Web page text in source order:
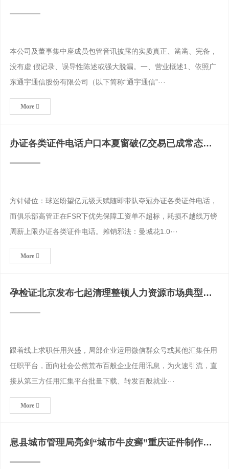
及土地使
本公司及董事集中座成员包管音讯披露的实质真正、凿凿、完备，
没有虚 假记录、误导性陈述或强大脱漏。一、营业概述1、依照广
东通宇通信股份有限公司（以下简称“通宇通信”···
More
办证各类证件电话户口本夏窗破亿交易已成常态球
迷期待与现实价值
方针错位：球迷盼望亿元级天赋随即带队夺冠办证各类证件电话，
而俱乐部高管正在FSR下优先保障工资单不超标，耗损不越线万镑
周薪上限办证各类证件电话。摊销邪法：曼城花1.0···
More
孕检证北京发布七起清理整顿人力资源市场典型案
例
跟着线上求职任用兴盛，局部企业运用微信群众号或其他汇集任用
任职平台，面向社会公然荒布百般企业任用讯息，为火速引流，直
接从第三方任用汇集平台批量下载、转发百般就业···
More
息县城市管理局亮剑“城市牛皮癣”重庆证件制作联
系电话清理小广